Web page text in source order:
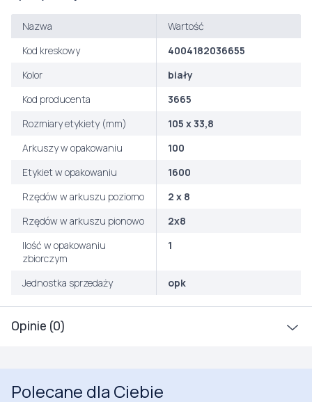
Opinie (0)
Nazwa
Wartość
Kod kreskowy
4004182036655
Kolor
biały
Kod producenta
3665
Rozmiary etykiety (mm)
105 x 33,8
Arkuszy w opakowaniu
100
Etykiet w opakowaniu
1600
Rzędów w arkuszu poziomo
2 x 8
Rzędów w arkuszu pionowo
2x8
Ilość w opakowaniu
zbiorczym
1
Jednostka sprzedaży opk
Polecane dla Ciebie